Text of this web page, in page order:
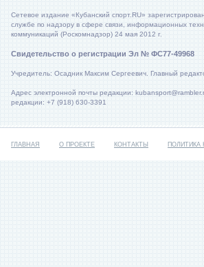
Сетевое издание «Кубанский спорт.RU»
службе по надзору в сфере связи, информационных
коммуникаций (Роскомнадзор) 24 мая 2012 г.
Свидетельство о регистрации Эл № ФС77-49968
Учредитель: Осадник Максим Сергеевич. Главный
Адрес электронной почты редакции:
редакции: +7 (918) 630-3391
ГЛАВНАЯ О ПРОЕКТЕ КОНТАКТЫ ПОЛИТИКА